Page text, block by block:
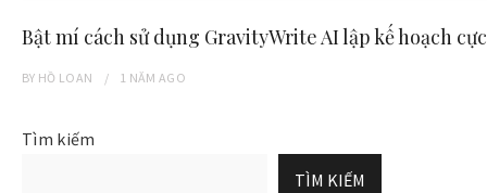
Bật mí cách sử dụng GravityWrite AI lập kế hoạch
BY HỒ LOAN 1 NĂM AGO
Tìm kiếm
TÌM KIẾM